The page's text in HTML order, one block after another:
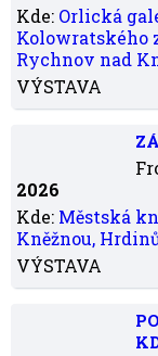
Kde: Orlická
Kolowratského
Rychnov nad
VÝSTAVA
2026
Kde: Městská
Kněžnou,
VÝSTAVA